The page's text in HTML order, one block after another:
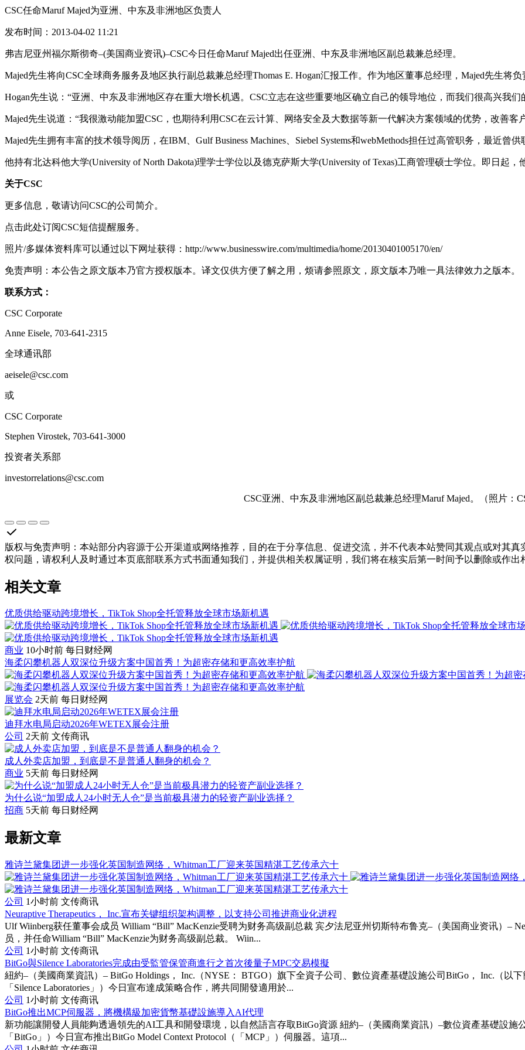
CSC任命Maruf Majed为亚洲、中东及非洲地区负责人
发布时间：2013-04-02 11:21
弗吉尼亚州福尔斯彻奇–(美国商业资讯)–CSC今日任命Maruf Majed出任亚洲、中东及非洲地区副总裁兼总经理。
Majed先生将向CSC全球商务服务及地区执行副总裁兼总经理Thomas E. Hogan汇报工作。作为地区董事总经理，Majed先生将
Hogan先生说：“亚洲、中东及非洲地区存在重大增长机遇。CSC立志在这些重要地区确立自己的领导地位，而我们很高兴我
Majed先生说道：“我很激动能加盟CSC，也期待利用CSC在云计算、网络安全及大数据等新一代解决方案领域的优势，改善客
Majed先生拥有丰富的技术领导阅历，在IBM、Gulf Business Machines、Siebel Systems和webMethods担任过高管职务，最近曾供
他持有北达科他大学(University of North Dakota)理学士学位以及德克萨斯大学(University of Texas)工商管理硕士学位。即日起，
关于CSC
更多信息，敬请访问CSC的公司简介。
点击此处订阅CSC短信提醒服务。
照片/多媒体资料库可以通过以下网址获得：http://www.businesswire.com/multimedia/home/20130401005170/en/
免责声明：本公告之原文版本乃官方授权版本。译文仅供方便了解之用，烦请参照原文，原文版本乃唯一具法律效力之版本。
联系方式：
CSC Corporate
Anne Eisele, 703-641-2315
全球通讯部
aeisele@csc.com
或
CSC Corporate
Stephen Virostek, 703-641-3000
投资者关系部
investorrelations@csc.com
CSC亚洲、中东及非洲地区副总裁兼总经理Maruf Majed。（照片：
版权与免责声明 ： 本站部分内容源于公开渠道或网络推荐，目的在于分享信息、促进交流，并不代表本站赞同其观点或对其
权问题，请权利人及时通过本页底部联系方式书面通知我们，并提供相关权属证明，我们将在核实后第一时间予以删除或作出
相关文章
优质供给驱动跨境增长，TikTok Shop全托管释放全球市场新机遇
商业 10小时前 每日财经网
海柔闪攀机器人双深位升级方案中国首秀！为超密存储和更高效率护航
展览会 2天前 每日财经网
迪拜水电局启动2026年WETEX展会注册
公司 2天前 文传商讯
成人外卖店加盟，到底是不是普通人翻身的机会？
商业 5天前 每日财经网
为什么说“加盟成人24小时无人仓”是当前极具潜力的轻资产副业选择？
招商 5天前 每日财经网
最新文章
雅诗兰黛集团进一步强化英国制造网络，Whitman工厂迎来英国精湛工艺传承六十
公司 1小时前 文传商讯
Neuraptive Therapeutics， Inc.宣布关键组织架构调整，以支持公司推进商业化进程
Ulf Wiinberg获任董事会成员 William “Bill” MacKenzie受聘为财务高级副总裁 宾夕法尼亚州切斯特布鲁克–（美国商业资讯）–
员，并任命William “Bill” MacKenzie为财务高级副总裁。 Wiin...
公司 1小时前 文传商讯
BitGo與Silence Laboratories完成由受監管保管商進行之首次後量子MPC交易模擬
紐約–（美國商業資訊）– BitGo Holdings， Inc.（NYSE： BTGO）旗下全資子公司、數位資產基礎設施公司BitGo， Inc.（以下
「Silence Laboratories」）今日宣布達成策略合作，將共同開發適用於...
公司 1小时前 文传商讯
BitGo推出MCP伺服器，將機構級加密貨幣基礎設施導入AI代理
新功能讓開發人員能夠透過領先的AI工具和開發環境，以自然語言存取BitGo資源 紐約–（美國商業資訊）–數位資產基礎設施
「BitGo」）今日宣布推出BitGo Model Context Protocol（「MCP」）伺服器。這項...